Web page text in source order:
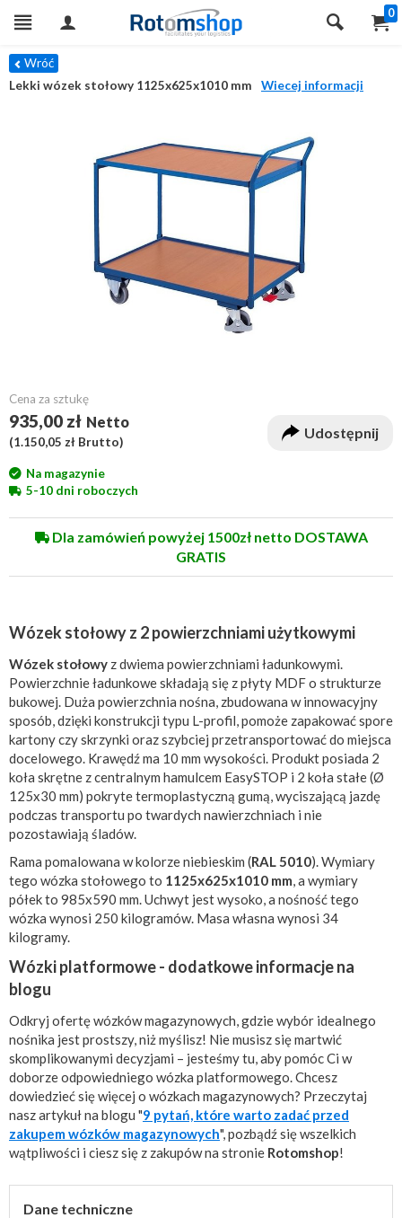
0
Wróć
Lekki wózek stołowy 1125x625x1010 mm
Wiecej informacji
Cena za sztukę
935,00 zł Netto
(1.150,05 zł Brutto)
Udostępnij
Na magazynie
5-10 dni roboczych
Dla zamówień powyżej 1500zł netto DOSTAWA
GRATIS
Wózek stołowy z 2 powierzchniami użytkowymi
Wózek stołowy z dwiema powierzchniami ładunkowymi.
Powierzchnie ładunkowe składają się z płyty MDF o strukturze
bukowej. Duża powierzchnia nośna, zbudowana w innowacyjny
sposób, dzięki konstrukcji typu L-profil, pomoże zapakować spore
kartony czy skrzynki oraz szybciej przetransportować do miejsca
docelowego. Krawędź ma 10 mm wysokości. Produkt posiada 2
koła skrętne z centralnym hamulcem EasySTOP i 2 koła stałe (Ø
125x30 mm) pokryte termoplastyczną gumą, wyciszającą jazdę
podczas transportu po twardych nawierzchniach i nie
pozostawiają śladów.
Rama pomalowana w kolorze niebieskim (RAL 5010). Wymiary
tego wózka stołowego to 1125x625x1010 mm, a wymiary
półek to 985x590 mm. Uchwyt jest wysoko, a nośność tego
wózka wynosi 250 kilogramów. Masa własna wynosi 34
kilogramy.
Wózki platformowe - dodatkowe informacje na
blogu
Odkryj ofertę wózków magazynowych, gdzie wybór idealnego
nośnika jest prostszy, niż myślisz! Nie musisz się martwić
skomplikowanymi decyzjami – jesteśmy tu, aby pomóc Ci w
doborze odpowiedniego wózka platformowego. Chcesz
dowiedzieć się więcej o wózkach magazynowych? Przeczytaj
nasz artykuł na blogu "9 pytań, które warto zadać przed
zakupem wózków magazynowych", pozbądź się wszelkich
wątpliwości i ciesz się z zakupów na stronie Rotomshop!
Dane techniczne